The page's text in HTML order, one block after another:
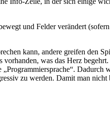
und Felder verändert
kann, andere greifen den
was das Herz
Dadurch
zu werden. Damit man nicht